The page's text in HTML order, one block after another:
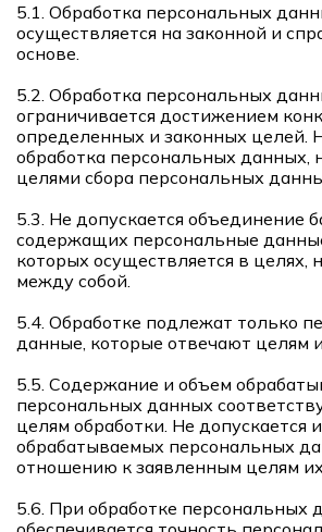
5.1. Обработка персональных
осуществляется на законной и
основе.
5.2. Обработка персональных
ограничивается достижением
определенных и законных целей.
обработка персональных данных,
целями сбора персональных
5.3. Не допускается объединение
содержащих персональные
которых осуществляется в целях,
между собой.
5.4. Обработке подлежат только
данные, которые отвечают целям
5.5. Содержание и объем
персональных данных
целям обработки. Не допускается
обрабатываемых персональных
отношению к заявленным целям
5.6. При обработке персональных